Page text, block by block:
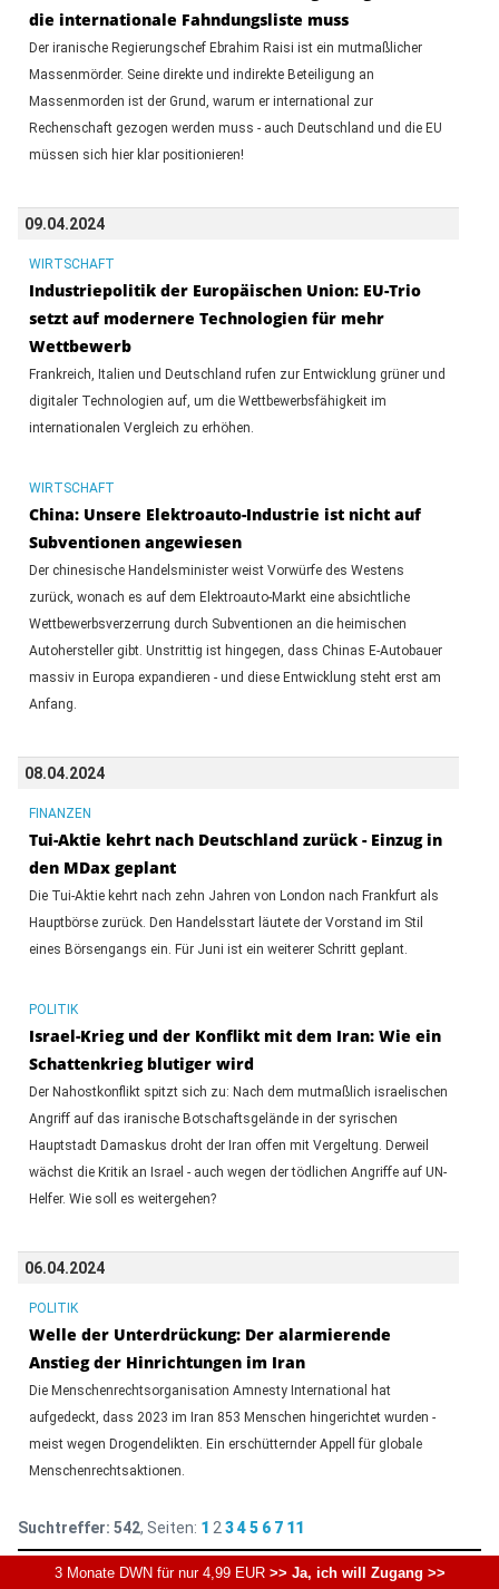
die internationale Fahndungsliste muss
Der iranische Regierungschef Ebrahim Raisi ist ein mutmaßlicher
Massenmörder. Seine direkte und indirekte Beteiligung an
Massenmorden ist der Grund, warum er international zur
Rechenschaft gezogen werden muss - auch Deutschland und die EU
müssen sich hier klar positionieren!
09.04.2024
WIRTSCHAFT
Industriepolitik der Europäischen Union: EU-Trio
setzt auf modernere Technologien für mehr
Wettbewerb
Frankreich, Italien und Deutschland rufen zur Entwicklung grüner und
digitaler Technologien auf, um die Wettbewerbsfähigkeit im
internationalen Vergleich zu erhöhen.
WIRTSCHAFT
China: Unsere Elektroauto-Industrie ist nicht auf
Subventionen angewiesen
Der chinesische Handelsminister weist Vorwürfe des Westens
zurück, wonach es auf dem Elektroauto-Markt eine absichtliche
Wettbewerbsverzerrung durch Subventionen an die heimischen
Autohersteller gibt. Unstrittig ist hingegen, dass Chinas E-Autobauer
massiv in Europa expandieren - und diese Entwicklung steht erst am
Anfang.
08.04.2024
FINANZEN
Tui-Aktie kehrt nach Deutschland zurück - Einzug in
den MDax geplant
Die Tui-Aktie kehrt nach zehn Jahren von London nach Frankfurt als
Hauptbörse zurück. Den Handelsstart läutete der Vorstand im Stil
eines Börsengangs ein. Für Juni ist ein weiterer Schritt geplant.
POLITIK
Israel-Krieg und der Konflikt mit dem Iran: Wie ein
Schattenkrieg blutiger wird
Der Nahostkonflikt spitzt sich zu: Nach dem mutmaßlich israelischen
Angriff auf das iranische Botschaftsgelände in der syrischen
Hauptstadt Damaskus droht der Iran offen mit Vergeltung. Derweil
wächst die Kritik an Israel - auch wegen der tödlichen Angriffe auf UN-
Helfer. Wie soll es weitergehen?
06.04.2024
POLITIK
Welle der Unterdrückung: Der alarmierende
Anstieg der Hinrichtungen im Iran
Die Menschenrechtsorganisation Amnesty International hat
aufgedeckt, dass 2023 im Iran 853 Menschen hingerichtet wurden -
meist wegen Drogendelikten. Ein erschütternder Appell für globale
Menschenrechtsaktionen.
Suchtreffer: 542, Seiten: 1 2 3 4 5 6 7 11
3 Monate DWN für nur 4,99 EUR>> Ja, ich will Zugang >>